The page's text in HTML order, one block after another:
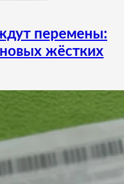
перемены:
жёстких